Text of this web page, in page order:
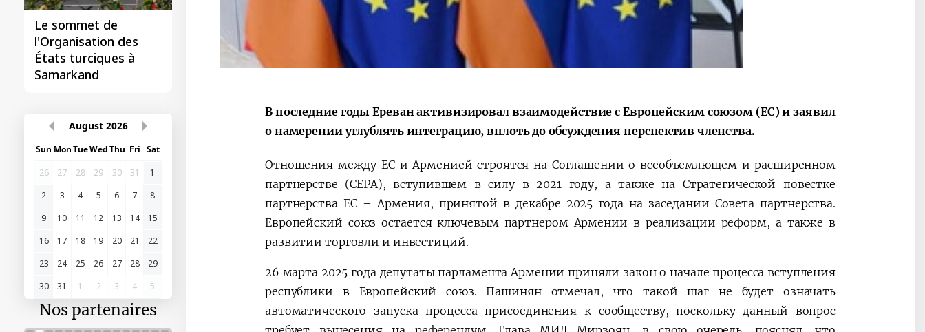
Le sommet de
l'Organisation des
États turciques à
Samarkand
August 2026
Sun MonTueWedThu Fri Sat
26
27 28 29 30 31
1
2
3 4 5 6 7
8
9
10 11 12 13 14
15
16
17 18 19 20 21
22
23
24 25 26 27 28
29
30
31 1 2 3 4 5
Nos partenaires
В последние годы Ереван активизировал взаимодействие с Европейским союзом (ЕС) и заявил
о намерении углублять интеграцию, вплоть до обсуждения перспектив членства.
Отношения между ЕС и Арменией строятся на Соглашении о всеобъемлющем и расширенном
партнерстве (CEPA), вступившем в силу в 2021 году, а также на Стратегической повестке
партнерства ЕС – Армения, принятой в декабре 2025 года на заседании Совета партнерства.
Европейский союз остается ключевым партнером Армении в реализации реформ, а также в
развитии торговли и инвестиций.
26 марта 2025 года депутаты парламента Армении приняли закон о начале процесса вступления
республики в Европейский союз. Пашинян отмечал, что такой шаг не будет означать
автоматического запуска процесса присоединения к сообществу, поскольку данный вопрос